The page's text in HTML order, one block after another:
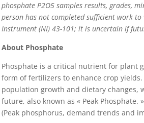
phosphate P2O5 samples results, grades,
person has not completed sufficient work
Instrument (NI) 43-101; it is uncertain if
About Phosphate
Phosphate is a critical nutrient for plant
form of fertilizers to enhance crop
population growth and dietary changes,
future, also known as « Peak Phosphate. »
(Peak phosphorus, demand trends and